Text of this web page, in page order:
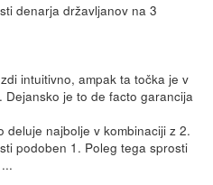
denarja državljanov na 3
intuitivno, ampak ta točka je v
Dejansko je to de facto garancija
deluje najbolje v kombinaciji z 2.
podoben 1. Poleg tega sprosti